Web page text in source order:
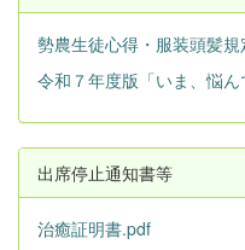
勢農生徒心得・服装頭髪
令和７年度版「いま、悩
出席停止通知書等
治癒証明書.pdf